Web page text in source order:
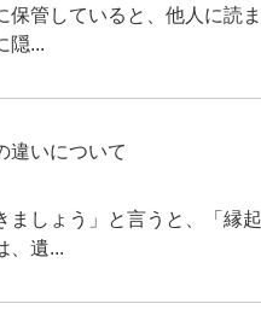
保管していると、他人に読
隠...
違いについて
ましょう」と言うと、「縁
、遺...